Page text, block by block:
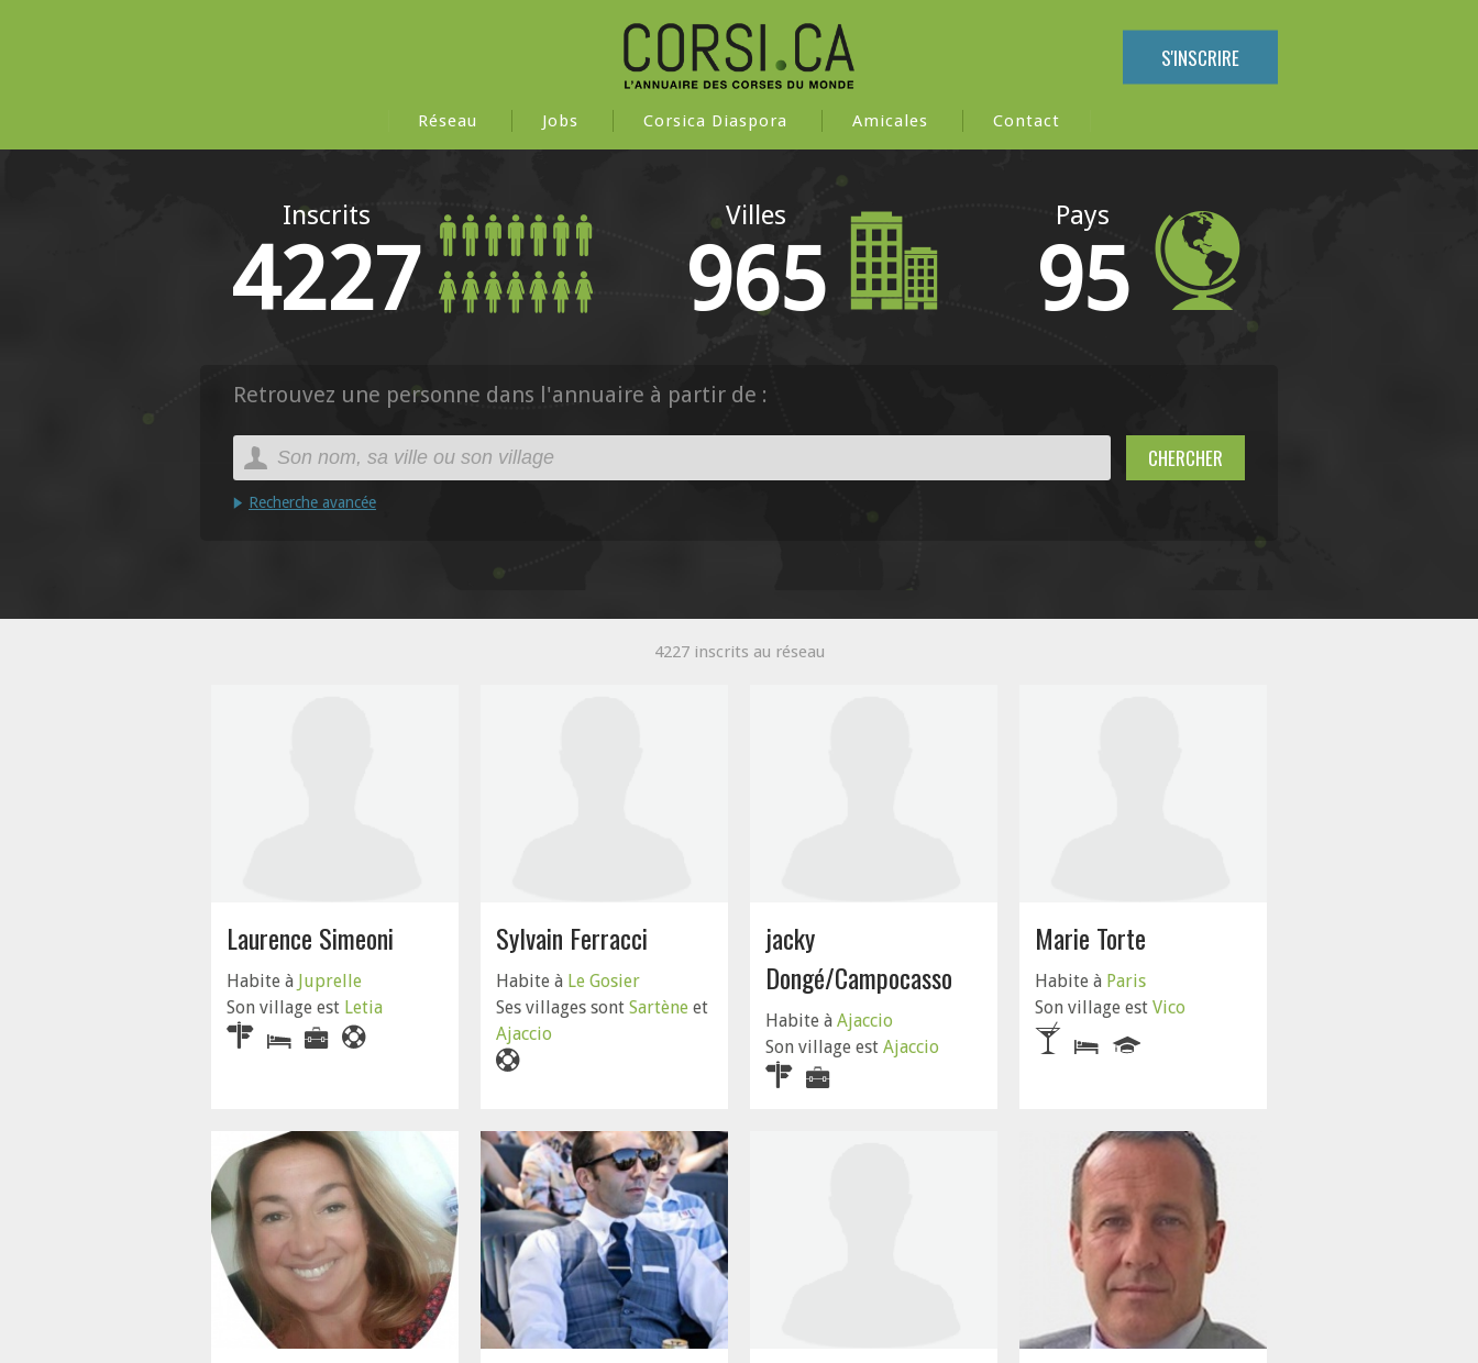
Réseau Jobs Corsica Diaspora Amicales Contact
S'INSCRIRE
Inscrits
4227
Villes
965
Pays
95
Retrouvez une personne dans l'annuaire à partir de :
Recherche avancée
4227 inscrits au réseau
Laurence Simeoni
Habite à Juprelle
Son village est Letia
Sylvain Ferracci
Habite à Le Gosier
Ses villages sont Sartène et
Ajaccio
jacky
Dongé/Campocasso
Habite à Ajaccio
Son village est Ajaccio
Marie Torte
Habite à Paris
Son village est Vico